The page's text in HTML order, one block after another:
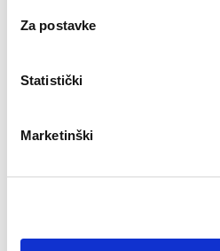
Za postavke
Statistički
Marketinški